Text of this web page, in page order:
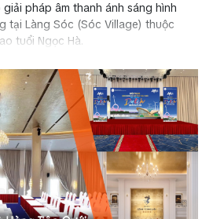
pháp âm thanh ánh sáng hình
tại Làng Sóc (Sóc Village) thuộc
tuổi Ngọc Hà.